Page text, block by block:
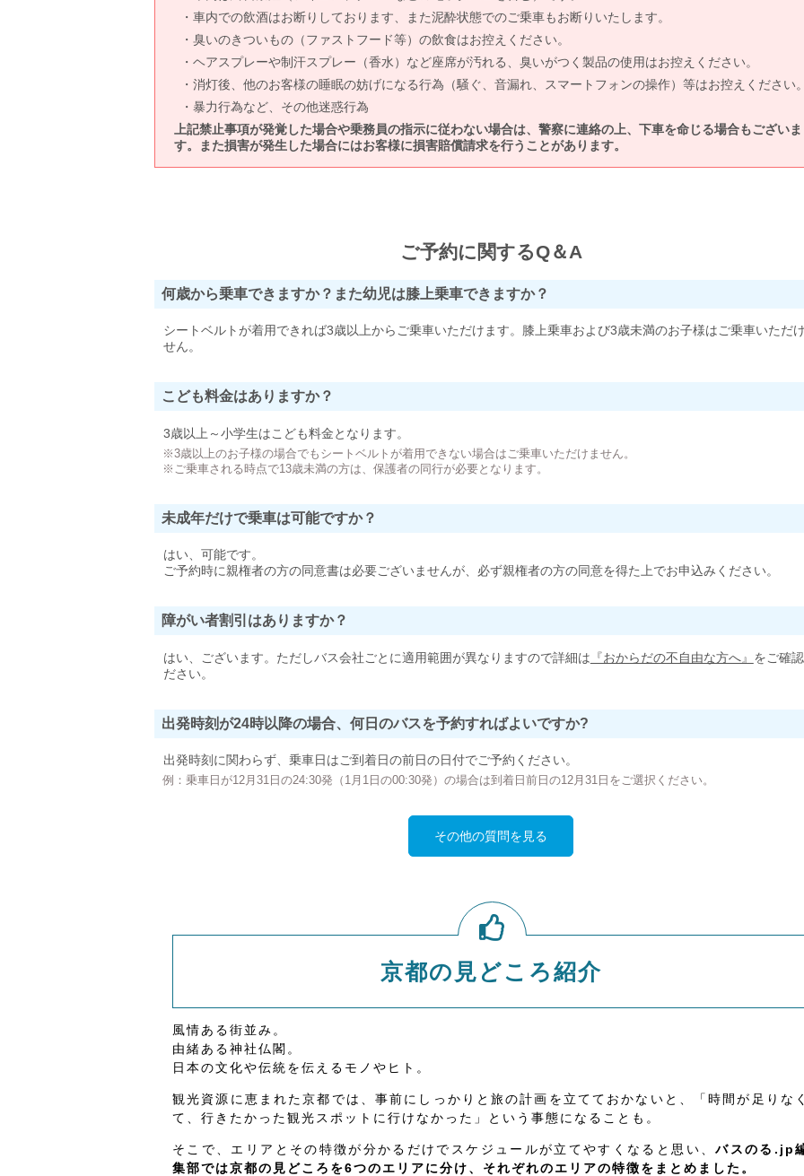
車内での飲酒はお断りしております、また泥酔状態でのご乗車もお断りいたします。
臭いのきついもの（ファストフード等）の飲食はお控えください。
ヘアスプレーや制汗スプレー（香水）など座席が汚れる、臭いがつく製品の使用はお控えください。
消灯後、他のお客様の睡眠の妨げになる行為（騒ぐ、音漏れ、スマートフォンの操作）等はお控えください
暴力行為など、その他迷惑行為
上記禁止事項が発覚した場合や乗務員の指示に従わない場合は、警察に連絡の上、下車を命じる場合もございま
す。また損害が発生した場合にはお客様に損害賠償請求を行うことがあります。
ご予約に関するQ＆A
何歳から乗車できますか？また幼児は膝上乗車できますか？
シートベルトが着用できれば3歳以上からご乗車いただけます。膝上乗車および3歳未満のお子様はご乗車いただ
せん。
こども料金はありますか？
3歳以上～小学生はこども料金となります。
※3歳以上のお子様の場合でもシートベルトが着用できない場合はご乗車いただけません。
※ご乗車される時点で13歳未満の方は、保護者の同行が必要となります。
未成年だけで乗車は可能ですか？
はい、可能です。
ご予約時に親権者の方の同意書は必要ございませんが、必ず親権者の方の同意を得た上でお申込みください。
障がい者割引はありますか？
はい、ございます。ただしバス会社ごとに適用範囲が異なりますので詳細は 『おからだの不自由な方へ』 をご確
ださい。
出発時刻が24時以降の場合、何日のバスを予約すればよいですか?
出発時刻に関わらず、乗車日はご到着日の前日の日付でご予約ください。
例：乗車日が12月31日の24:30発（1月1日の00:30発）の場合は到着日前日の12月31日をご選択ください。
その他の質問を見る
京都の見どころ紹介
風情ある街並み。
由緒ある神社仏閣。
日本の文化や伝統を伝えるモノやヒト。
観光資源に恵まれた京都では、事前にしっかりと旅の計画を立てておかないと、「時間が足りな
て、行きたかった観光スポットに行けなかった」という事態になることも。
そこで、エリアとその特徴が分かるだけでスケジュールが立てやすくなると思い、バスのる.jp
集部では京都の見どころを6つのエリアに分け、それぞれのエリアの特徴をまとめました。